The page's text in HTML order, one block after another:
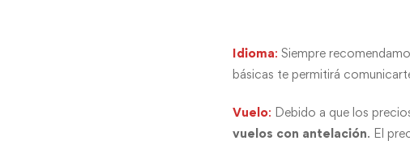
Idioma: Siempre
básicas te permitirá
Vuelo: Debido a que los
vuelos con antelación. El